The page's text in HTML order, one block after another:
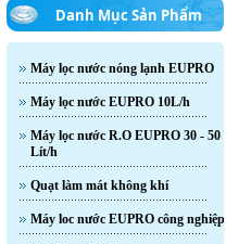
Danh Mục Sản Phẩm
Máy lọc nước nóng lạnh EUPRO
Máy lọc nước EUPRO 10L/h
Máy lọc nước R.O EUPRO 30 - 50
Lít/h
Quạt làm mát không khí
Máy loc nước EUPRO công nghiệp